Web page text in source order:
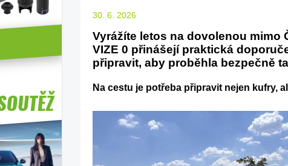
30. 6. 2026
Vyrážíte letos na dovolenou
VIZE 0 přinášejí praktická
připravit, aby proběhla bezpečně
Na cestu je potřeba připravit nejen kufry,